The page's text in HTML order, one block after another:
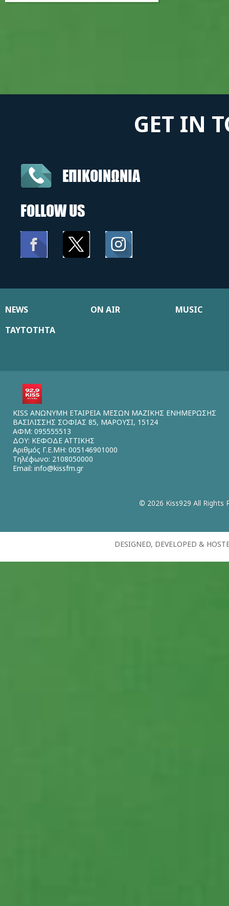
GET IN
ΕΠΙΚΟΙΝΩΝΙΑ
FOLLOW US
NEWS ON AIR
MUSIC
ΤΑΥΤΟΤΗΤΑ
KISS ΑΝΩΝΥΜΗ ΕΤΑΙΡΕΙΑ ΜΕΣΩΝ ΜΑΖΙΚΗΣ ΕΝΗΜΕΡΩΣΗΣ
ΒΑΣΙΛΙΣΣΗΣ ΣΟΦΙΑΣ 85, ΜΑΡΟΥΣΙ, 15124
ΑΦΜ: 095555513
ΔΟΥ: ΚΕΦΟΔΕ ΑΤΤΙΚΗΣ
Αριθμός Γ.Ε.ΜΗ: 005146901000
Τηλέφωνο: 2108050000
Email: info@kissfm.gr
© 2026 Kiss929 All Rights
DESIGNED, DEVELOPED &